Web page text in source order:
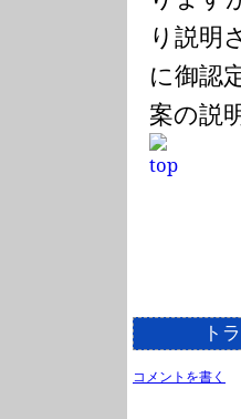
り説明
に御認
案の説
ト
コメントを書く